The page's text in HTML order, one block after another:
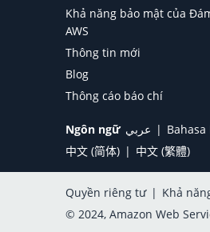
Khả năng bảo mật của
AWS
Thông tin mới
Blog
Thông cáo báo chí
Ngôn ngữ عربي
中文 (简体)
中文 (繁體)
Quyền riêng tư | Khả
© 2024, Amazon Web